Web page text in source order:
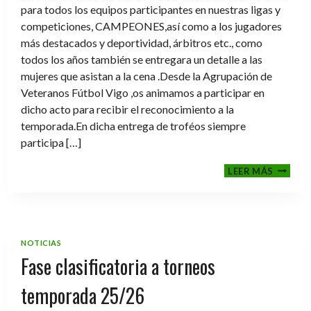
para todos los equipos participantes en nuestras ligas y
competiciones, CAMPEONES,así como a los jugadores
más destacados y deportividad, árbitros etc., como
todos los años también se entregara un detalle a las
mujeres que asistan a la cena .Desde la Agrupación de
Veteranos Fútbol Vigo ,os animamos a participar en
dicho acto para recibir el reconocimiento a la
temporada.En dicha entrega de troféos siempre
participa […]
LEER MÁSCENA-
NOTICIAS
Fase clasificatoria a torneos
temporada 25/26